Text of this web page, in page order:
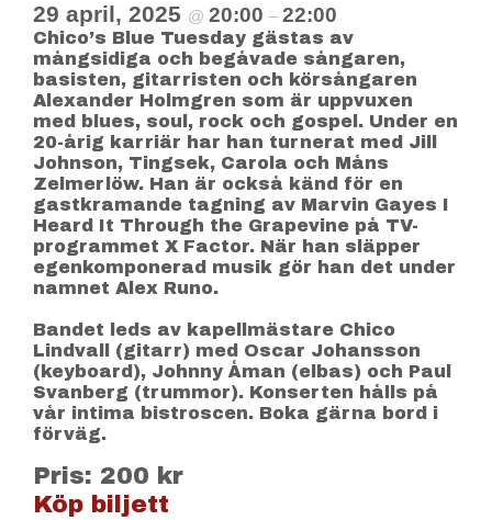
29 april, 2025 @ 20:00 – 22:00
Chico’s Blue Tuesday gästas av
mångsidiga och begåvade sångaren,
basisten, gitarristen och körsångaren
Alexander Holmgren som är uppvuxen
med blues, soul, rock och gospel. Under en
20-årig karriär har han turnerat med Jill
Johnson, Tingsek, Carola och Måns
Zelmerlöw. Han är också känd för en
gastkramande tagning av Marvin Gayes I
Heard It Through the Grapevine på TV-
programmet X Factor. När han släpper
egenkomponerad musik gör han det under
namnet Alex Runo.
Bandet leds av kapellmästare Chico
Lindvall (gitarr) med Oscar Johansson
(keyboard), Johnny Åman (elbas) och Paul
Svanberg (trummor). Konserten hålls på
vår intima bistroscen. Boka gärna bord i
förväg.
Pris: 200 kr
Köp biljett